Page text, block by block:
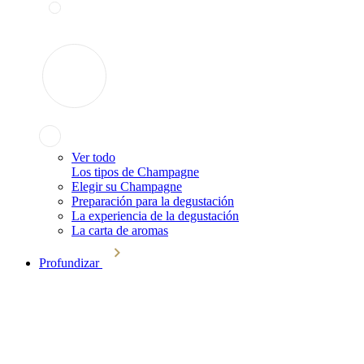
Ver todo
Los tipos de Champagne
Elegir su Champagne
Preparación para la degustación
La experiencia de la degustación
La carta de aromas
Profundizar